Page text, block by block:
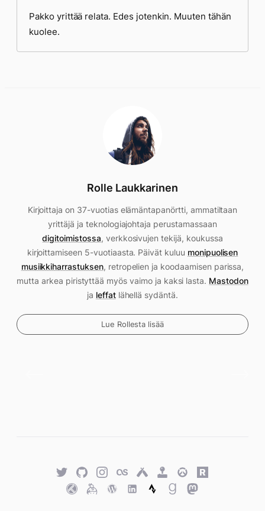
Pakko yrittää relata. Edes jotenkin. Muuten tähän
kuolee.
Rolle Laukkarinen
Kirjoittaja on 37-vuotias elämäntapanörtti, ammatiltaan
yrittäjä ja teknologiajohtaja perustamassaan
digitoimistossa, verkkosivujen tekijä, koukussa
kirjoittamiseen 5-vuotiaasta. Päivät kuluu monipuolisen
musiikkiharrastuksen, retropelien ja koodaamisen parissa,
mutta arkea piristyttää myös vaimo ja kaksi lasta. Mastodon
ja leffatlähellä sydäntä.
Lue Rollesta lisää
TwitterGitHubTwitterLast.fmUntappd
Retro
Achievements
Overwatch
Rawg.io
TraktKeybaseWordPress
WordPress
StravaGoodreads
Mastodon